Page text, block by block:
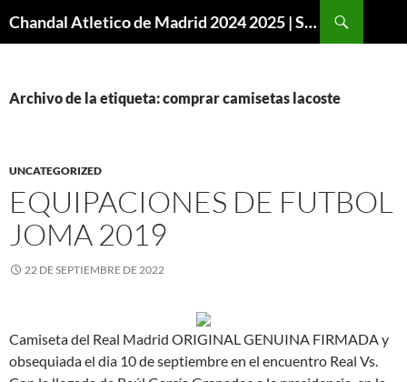
Chandal Atletico de Madrid 2024 2025 | SuperVigo
Archivo de la etiqueta: comprar camisetas lacoste
UNCATEGORIZED
EQUIPACIONES DE FUTBOL
JOMA 2019
22 DE SEPTIEMBRE DE 2022
Camiseta del Real Madrid ORIGINAL GENUINA FIRMADA y
obsequiada el dia 10 de septiembre en el encuentro Real Vs.